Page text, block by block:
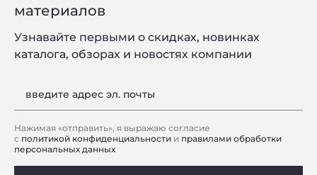
материалов
Узнавайте первыми о скидках, новинках
каталога, обзорах и новостях компании
введите адрес эл. почты
Нажимая «отправить», я выражаю согласие
с политикой конфиденциальности и правилами обработки
персональных данных